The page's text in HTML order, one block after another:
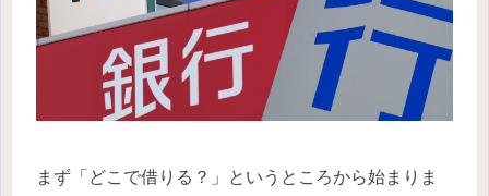
まず「どこで借りる？」というところから始まりま